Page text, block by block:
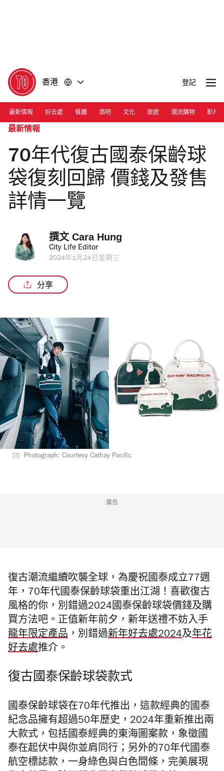
香港 登記
最新情報 好去處 餐廳 酒吧 文化 旅遊 潮流購物 影片
最新情報
70年代復古國泰保齡球
袋復刻回歸 價錢及發售
詳情一覽
撰文 Cara Hung
City Life Editor
2024年1月24日星期三
分享
Photograph: Courtesy Cathay Pacific
廣告
復古潮流繼續吹襲全球，為慶祝國泰成立77週
年，70年代國泰保齡球袋重出江湖！喜歡復古
風格的你，別錯過2024國泰保齡球袋價錢及購
買方法吧。正值新年前夕，新年送禮不妨入手
龍年限定產品 ，別錯過新年好去處2024及年花
好去處推介。
復古國泰保齡球袋款式
國泰保齡球袋在70年代推出，這款經典的國泰
紀念品擁有超過50年歷史，2024年重新推出兩
大款式，包括國泰經典的東海圖案款，象徵國
泰在起伏中與你並肩同行；另外的70年代國泰
航空標誌款，一身綠色與白色間條，完美展現